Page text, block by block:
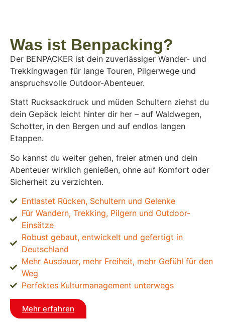
Was ist Benpacking?
Der BENPACKER ist dein zuverlässiger Wander- und
Trekkingwagen für lange Touren, Pilgerwege und
anspruchsvolle Outdoor-Abenteuer.
Statt Rucksackdruck und müden Schultern ziehst du
dein Gepäck leicht hinter dir her – auf Waldwegen,
Schotter, in den Bergen und auf endlos langen
Etappen.
So kannst du weiter gehen, freier atmen und dein
Abenteuer wirklich genießen, ohne auf Komfort oder
Sicherheit zu verzichten.
Entlastet Rücken, Schultern und Gelenke
Für Wandern, Trekking, Pilgern und Outdoor-
Einsätze
Robust gebaut, entwickelt und gefertigt in
Deutschland
Mehr Ausdauer, mehr Freiheit, mehr Gefühl für den
Weg
Perfektes Kulturmanagement unterwegs
Mehr erfahren